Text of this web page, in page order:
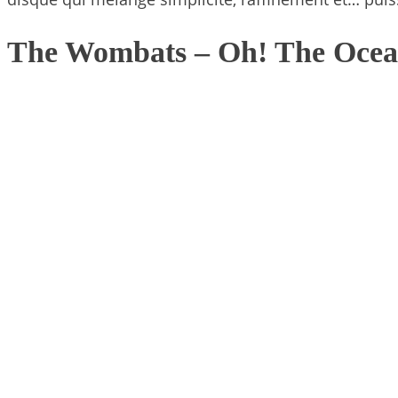
The Wombats – Oh! The